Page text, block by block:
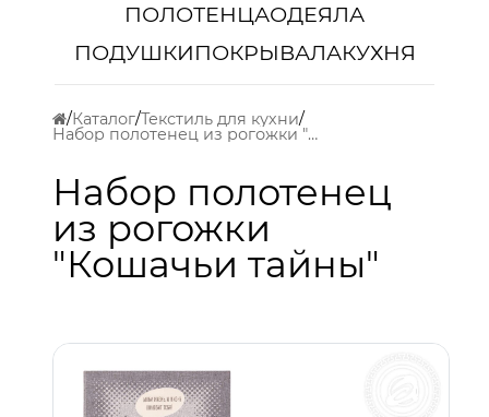
ПОЛОТЕНЦАОДЕЯЛА
ПОДУШКИПОКРЫВАЛАКУХНЯ
Каталог Текстиль для кухни
Набор полотенец из рогожки "Кошачьи тайны"
Набор полотенец
из рогожки
"Кошачьи тайны"